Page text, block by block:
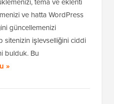
ve hatta WordPress
güncellemenizi
sitenizin işlevselliğini ciddi
bulduk. Bu
»